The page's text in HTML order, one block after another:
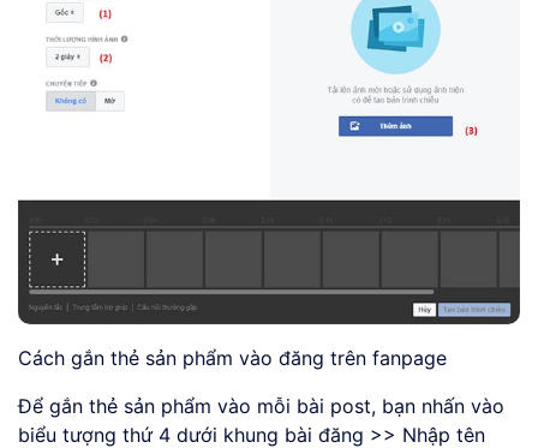
Cách gắn thẻ sản phẩm vào đăng trên fanpage
Để gắn thẻ sản phẩm vào mỗi bài post, bạn nhấn vào
biểu tượng thứ 4 dưới khung bài đăng >> Nhập tên